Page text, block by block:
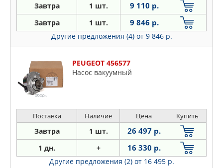
Завтра 1 шт. 9 110 р.
Завтра 1 шт. 9 846 р.
Другие предложения (4) от 9 846 р.
PEUGEOT 456577
Насос вакуумный
Поставка Наличие Цена Купить
Завтра 1 шт. 26 497 р.
1 дн. + 16 330 р.
Другие предложения (2) от 16 495 р.